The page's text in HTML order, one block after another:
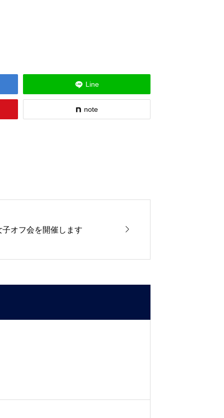
Line
note
オフ会を開催します 